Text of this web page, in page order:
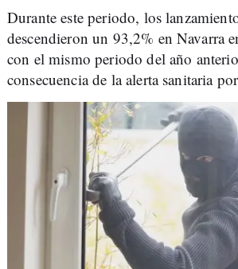
Durante este periodo, los
descendieron un 93,2% en Navarra
con el mismo periodo del año
consecuencia de la alerta sanitaria